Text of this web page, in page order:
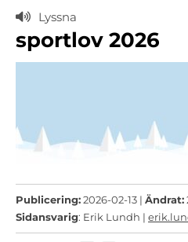
Lyssna
sportlov 2026
Publicering:2026-02-13 | Ändrat:
Sidansvarig: Erik Lundh |